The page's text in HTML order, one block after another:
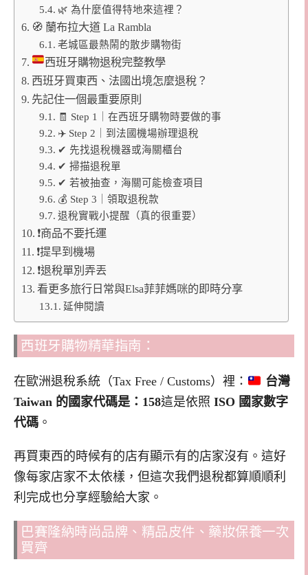
🌿 為什麼值得特地來這裡？
🧭 蘭布拉大道 La Rambla
老城區最熱鬧的散步購物街
西班牙購物退稅完整教學
西班牙買東西、法國出境怎麼退稅？
先記住一個最重要原則
🧾 Step 1｜在西班牙購物時要做的事
✈️ Step 2｜到法國機場辦理退稅
✔ 先找退稅機器或海關櫃台
✔ 掃描退稅單
✔ 若被抽查，海關可能檢查項目
💰 Step 3｜領取退稅款
退稅實戰小提醒（真的很重要）
❗商品不要托運
❗提早到機場
❗退稅單別弄丟
看更多旅行日常與Elsa菲菲媽咪的即時分享
延伸閱讀
西班牙購物精華指南：
在歐洲退稅系統（Tax Free / Customs）裡：
台灣
Taiwan 的國家代碼是：158這是依照 ISO 國家數字
代碼 。
再買東西的時候有的店有顯示有的店家沒有。這好
像每家店家不太依樣，但這次我們退稅都算順順利
利完成也分享經驗給大家。
巴賽隆納時尚品牌、精品皮件、藥妝保養一次
買齊